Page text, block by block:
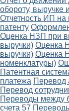
обороту, выручке
Отчетность ИП на
патенту
Оценка НЗП при
выручки) Оценка
выручки) Оценка
номенклатуры)
Патентная
платежа Перевод
Перевод
Переводы между
счета 57